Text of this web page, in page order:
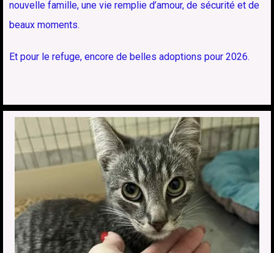
nouvelle famille, une vie remplie d’amour, de sécurité et de
beaux moments.
Et pour le refuge, encore de belles adoptions pour 2026.